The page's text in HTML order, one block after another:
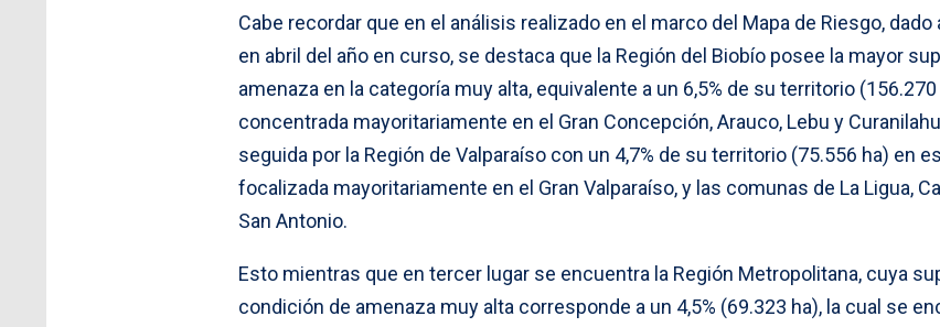
Cabe recordar que en el análisis realizado en el marco del Mapa de Riesgo, dado
en abril del año en curso, se destaca que la Región del Biobío posee la mayor
amenaza en la categoría muy alta, equivalente a un 6,5% de su territorio (156.270
concentrada mayoritariamente en el Gran Concepción, Arauco, Lebu y
seguida por la Región de Valparaíso con un 4,7% de su territorio (75.556 ha) en
focalizada mayoritariamente en el Gran Valparaíso, y las comunas de La Ligua,
San Antonio.
Esto mientras que en tercer lugar se encuentra la Región Metropolitana, cuya
condición de amenaza muy alta corresponde a un 4,5% (69.323 ha), la cual se